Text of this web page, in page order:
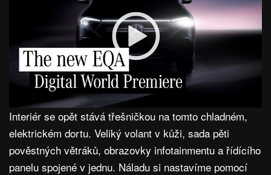
Interiér se opět stává třešničkou na tomto chladném,
elektrickém dortu. Veliký volant v kůži, sada pěti
pověstných větráků, obrazovky infotainmentu a řídícího
panelu spojené v jednu. Náladu si nastavíme pomocí